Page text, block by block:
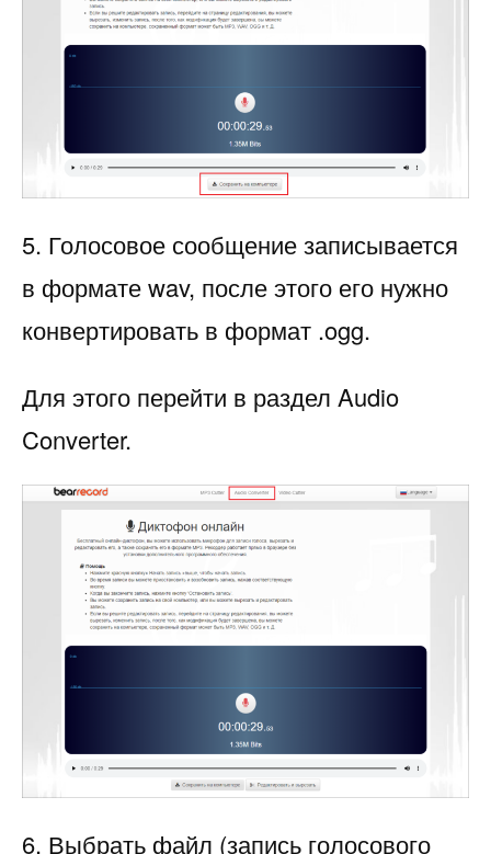
5. Голосовое сообщение записывается
в формате wav, после этого его нужно
конвертировать в формат .ogg.
Для этого перейти в раздел Audio
Converter.
6. Выбрать файл (запись голосового